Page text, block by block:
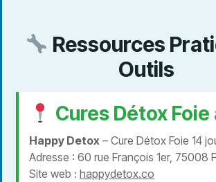
Ressources
Outils
Cures Détox Foie
Happy Detox – Cure Détox Foie 14
Adresse : 60 rue François 1er, 75008
Site web : happydetox.co